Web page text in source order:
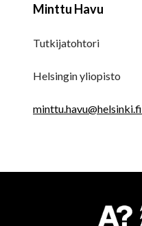
Minttu Havu
Tutkijatohtori
Helsingin yliopisto
minttu.havu@helsinki.fi